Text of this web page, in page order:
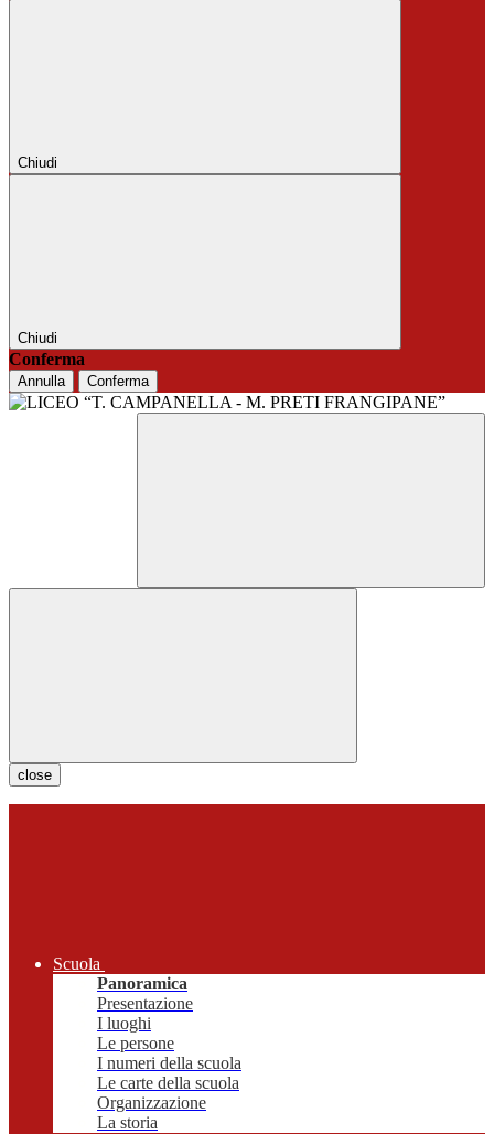
Chiudi
Chiudi
Conferma
Annulla Conferma
close
Scuola
Panoramica
Presentazione
I luoghi
Le persone
I numeri della scuola
Le carte della scuola
Organizzazione
La storia